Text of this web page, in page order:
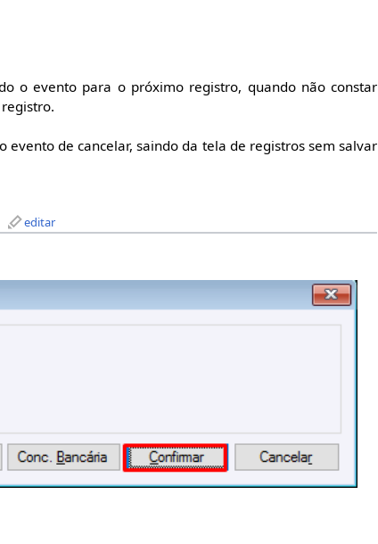
o evento para o próximo registro, quando não constar
evento de cancelar, saindo da tela de registros sem salvar
editar